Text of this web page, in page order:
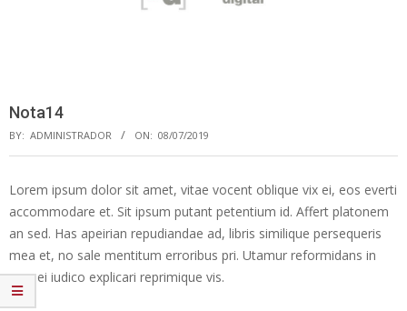
Nota14
BY: ADMINISTRADOR ON: 08/07/2019
Lorem ipsum dolor sit amet, vitae vocent oblique vix ei, eos everti
accommodare et. Sit ipsum putant petentium id. Affert platonem
an sed. Has apeirian repudiandae ad, libris similique persequeris
mea et, no sale mentitum erroribus pri. Utamur reformidans in
sea, ei iudico explicari reprimique vis.